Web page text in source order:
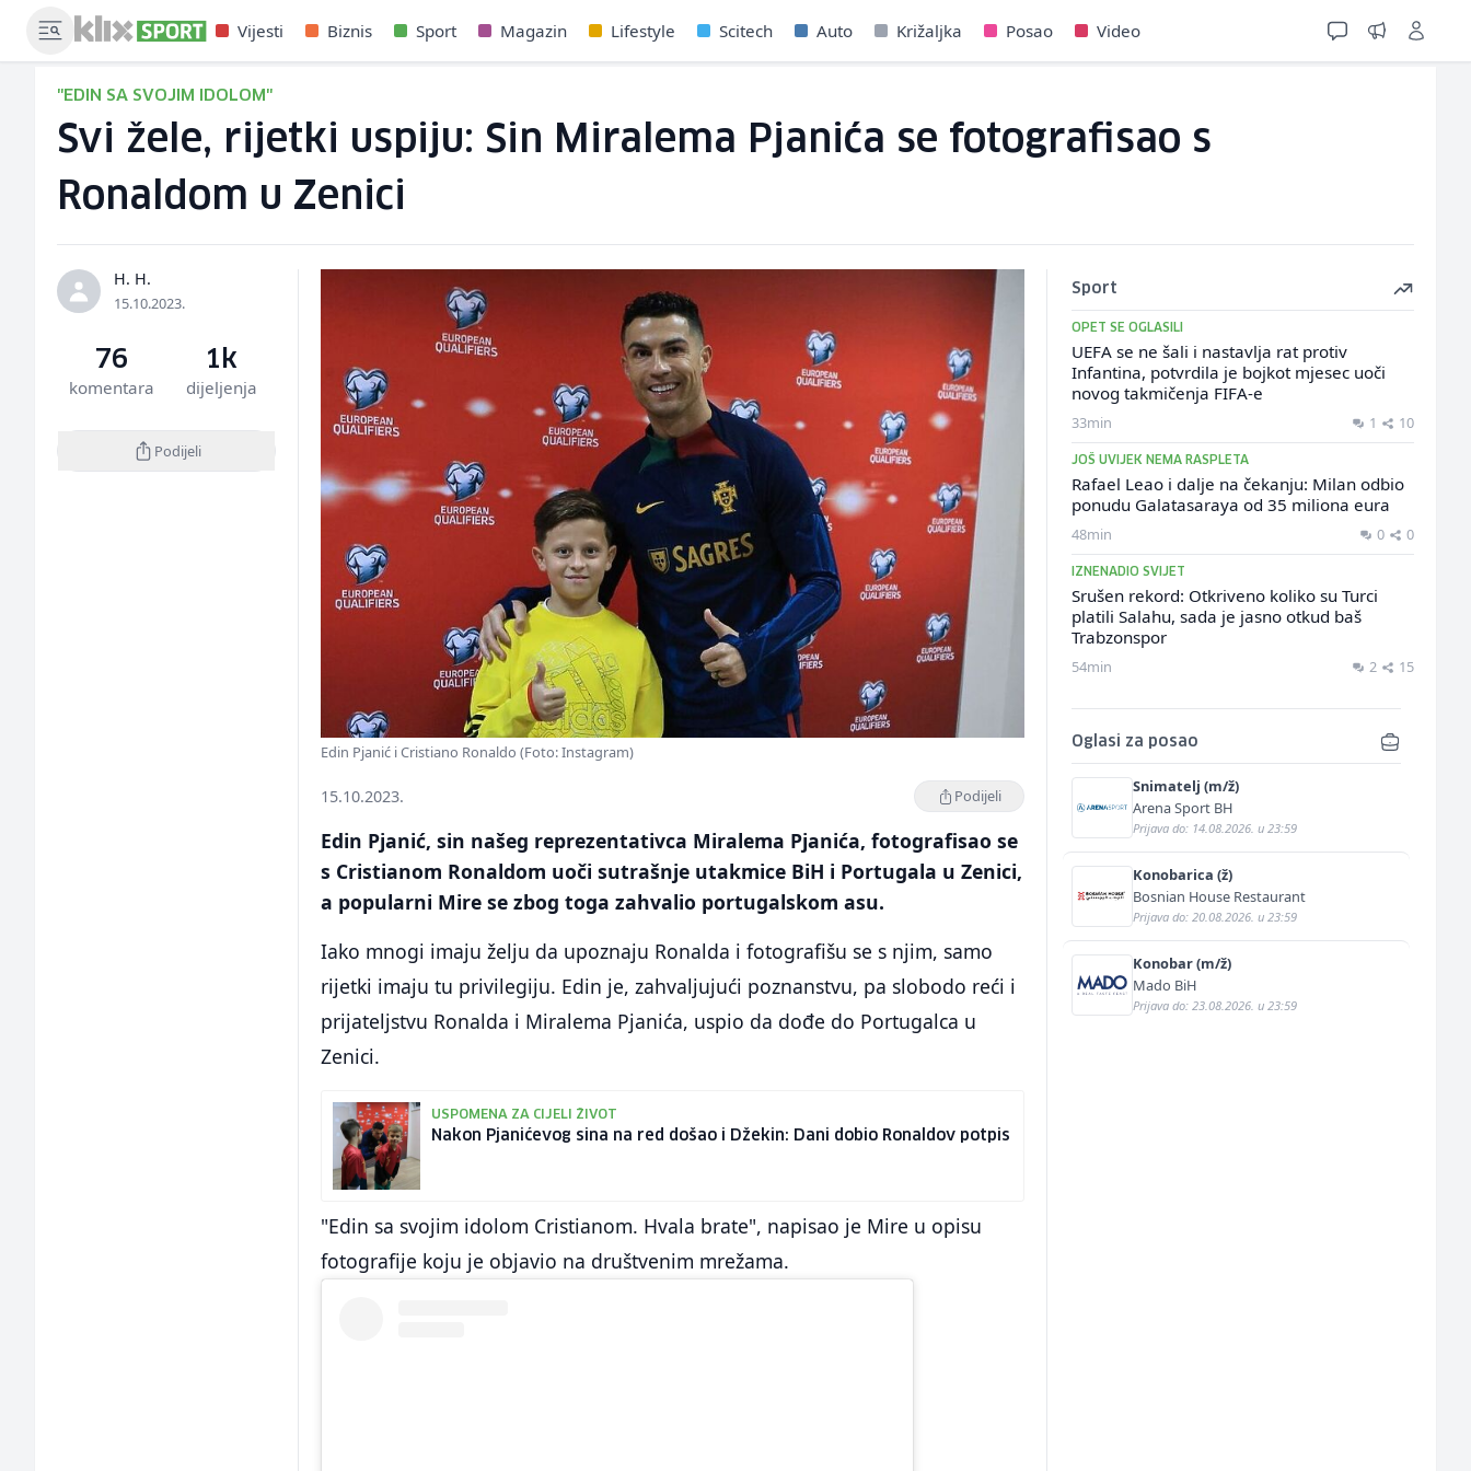
Vijesti Biznis Sport Magazin Lifestyle Scitech Auto Križaljka Posao Video
"EDIN SA SVOJIM IDOLOM"
Svi žele, rijetki uspiju: Sin Miralema Pjanića se fotografisao s
Ronaldom u Zenici
H. H.
15.10.2023.
76
komentara
1k
dijeljenja
Podijeli
Edin Pjanić i Cristiano Ronaldo (Foto: Instagram)
15.10.2023. Podijeli
Edin Pjanić, sin našeg reprezentativca Miralema Pjanića, fotografisao se
s Cristianom Ronaldom uoči sutrašnje utakmice BiH i Portugala u Zenici,
a popularni Mire se zbog toga zahvalio portugalskom asu.
Iako mnogi imaju želju da upoznaju Ronalda i fotografišu se s njim, samo
rijetki imaju tu privilegiju. Edin je, zahvaljujući poznanstvu, pa slobodo reći i
prijateljstvu Ronalda i Miralema Pjanića, uspio da dođe do Portugalca u
Zenici.
USPOMENA ZA CIJELI ŽIVOT
Nakon Pjanićevog sina na red došao i Džekin: Dani dobio Ronaldov potpis
"Edin sa svojim idolom Cristianom. Hvala brate", napisao je Mire u opisu
fotografije koju je objavio na društvenim mrežama.
Sport
OPET SE OGLASILI
UEFA se ne šali i nastavlja rat protiv
Infantina, potvrdila je bojkot mjesec uoči
novog takmičenja FIFA-e
33min 1 10
JOŠ UVIJEK NEMA RASPLETA
Rafael Leao i dalje na čekanju: Milan odbio
ponudu Galatasaraya od 35 miliona eura
48min 0 0
IZNENADIO SVIJET
Srušen rekord: Otkriveno koliko su Turci
platili Salahu, sada je jasno otkud baš
Trabzonspor
54min 2 15
Oglasi za posao
Snimatelj (m/ž)
Arena Sport BH
Prijava do: 14.08.2026. u 23:59
Konobarica (ž)
Bosnian House Restaurant
Prijava do: 20.08.2026. u 23:59
Konobar (m/ž)
Mado BiH
Prijava do: 23.08.2026. u 23:59